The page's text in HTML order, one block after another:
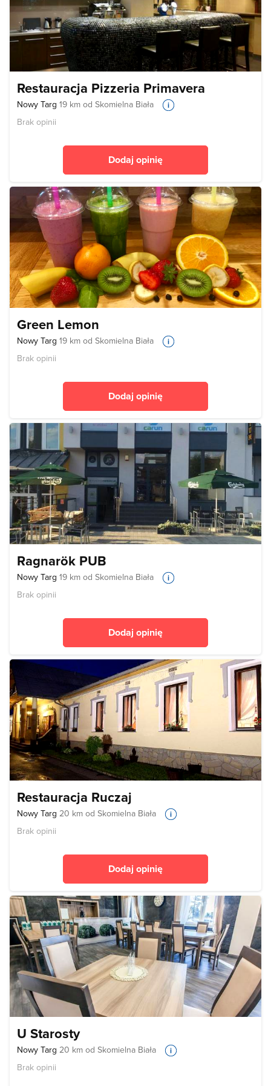
Restauracja Pizzeria Primavera
Nowy Targ 19 km od Skomielna Biała
Brak opinii
Dodaj opinię
Green Lemon
Nowy Targ 19 km od Skomielna Biała
Brak opinii
Dodaj opinię
Ragnarök PUB
Nowy Targ 19 km od Skomielna Biała
Brak opinii
Dodaj opinię
Restauracja Ruczaj
Nowy Targ 20 km od Skomielna Biała
Brak opinii
Dodaj opinię
U Starosty
Nowy Targ 20 km od Skomielna Biała
Brak opinii